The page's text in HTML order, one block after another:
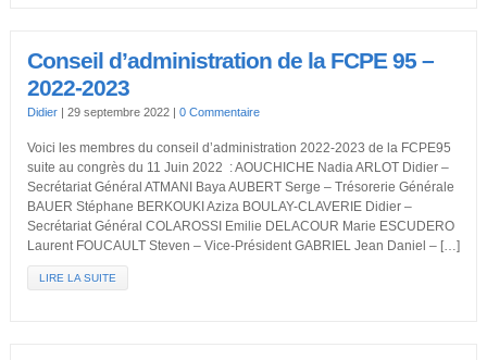
Conseil d’administration de la FCPE 95 –
2022-2023
Didier| 29 septembre 2022 | 0 Commentaire
Voici les membres du conseil d’administration 2022-2023 de la FCPE95
suite au congrès du 11 Juin 2022 : AOUCHICHE Nadia ARLOT Didier –
Secrétariat Général ATMANI Baya AUBERT Serge – Trésorerie Générale
BAUER Stéphane BERKOUKI Aziza BOULAY-CLAVERIE Didier –
Secrétariat Général COLAROSSI Emilie DELACOUR Marie ESCUDERO
Laurent FOUCAULT Steven – Vice-Président GABRIEL Jean Daniel – […]
LIRE LA SUITE